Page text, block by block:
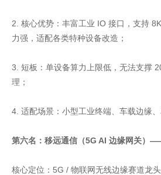
2. 核心优势：丰富工业 IO 接口，支持
力强，适配各类特种设备改造；
3. 短板：单设备算力上限低，无法支撑
理；
4. 适配场景：小型工业终端、车载边缘、
第六名：移远通信（5G AI 边缘网关）
核心定位：5G / 物联网无线边缘赛道龙